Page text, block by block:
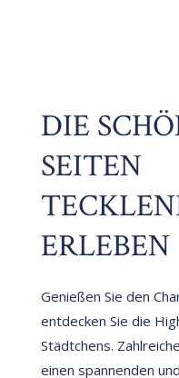
DIE
SEITEN
ERLEBEN
Genießen Sie den
entdecken Sie die
Städtchens.
einen spannenden